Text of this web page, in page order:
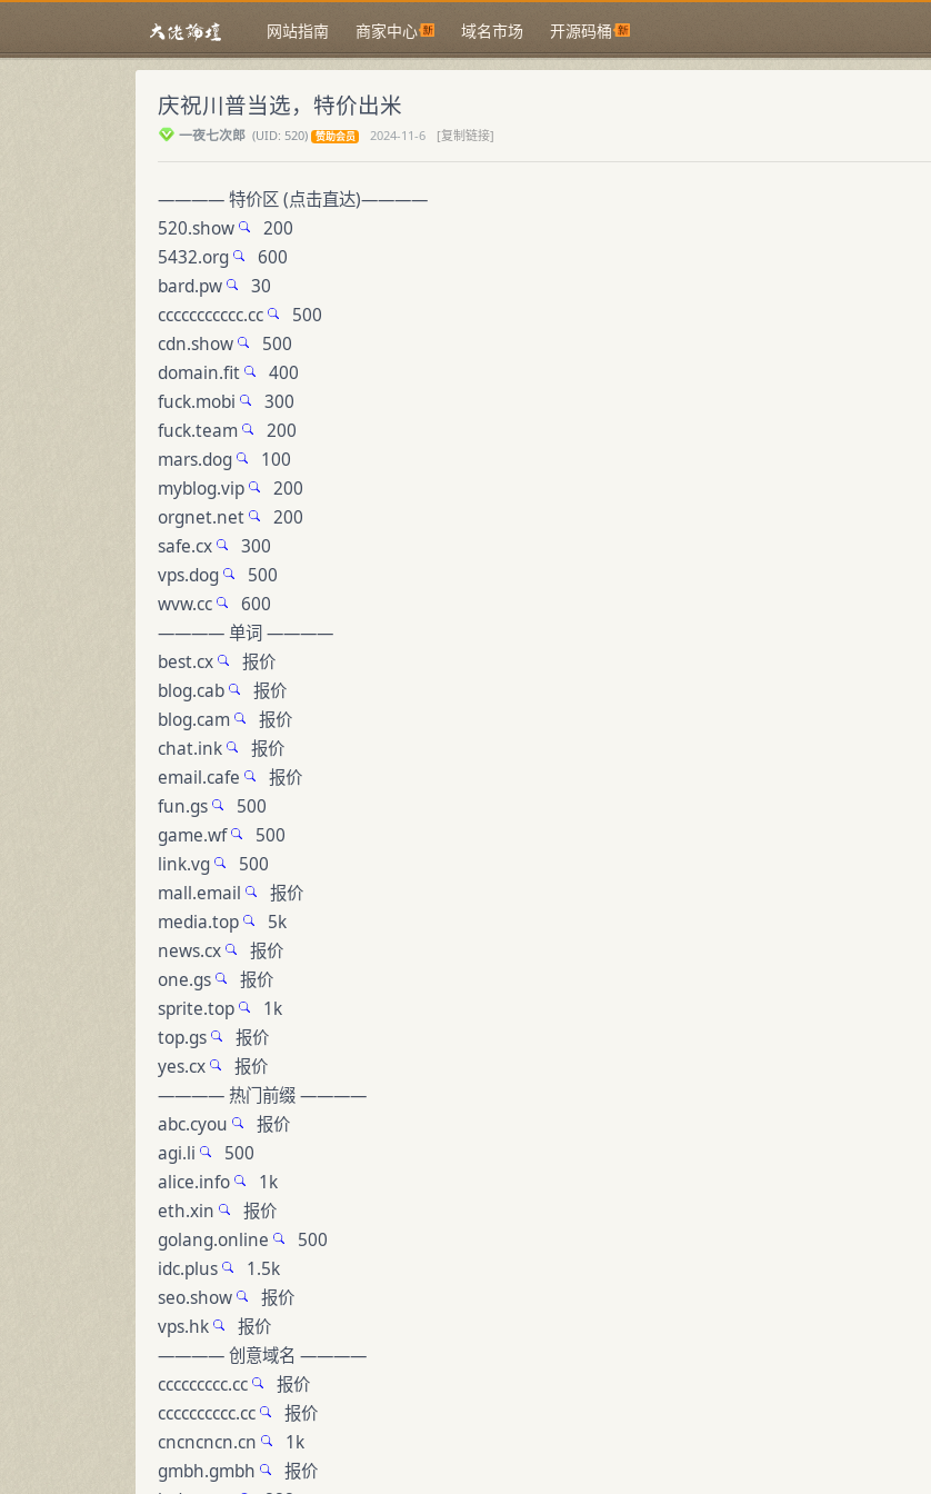
网站指南 商家中心 域名市场 开源码桶
庆祝川普当选，特价出米
一夜七次郎 (UID: 520) 赞助会员 2024-11-6
[复制链接]
———— 特价区 (点击直达)————
520.show
200
5432.org
600
bard.pw
30
ccccccccccc.cc
500
cdn.show
500
domain.fit
400
fuck.mobi
300
fuck.team
200
mars.dog
100
myblog.vip
200
orgnet.net
200
safe.cx
300
vps.dog
500
wvw.cc
600
———— 单词 ————
best.cx
报价
blog.cab
报价
blog.cam
报价
chat.ink
报价
email.cafe
报价
fun.gs
500
game.wf
500
link.vg
500
mall.email
报价
media.top
5k
news.cx
报价
one.gs
报价
sprite.top
1k
top.gs
报价
yes.cx
报价
———— 热门前缀 ————
abc.cyou
报价
agi.li
500
alice.info
1k
eth.xin
报价
golang.online
500
idc.plus
1.5k
seo.show
报价
vps.hk
报价
———— 创意域名 ————
ccccccccc.cc
报价
cccccccccc.cc
报价
cncncncn.cn
1k
gmbh.gmbh
报价